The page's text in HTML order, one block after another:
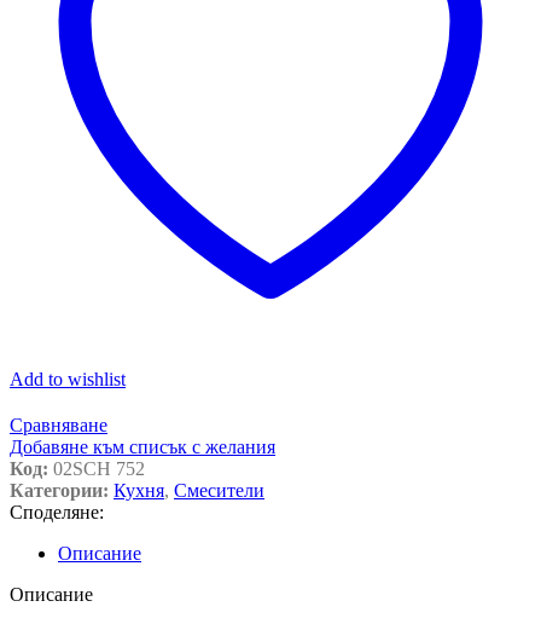
Add to wishlist
Сравняване
Добавяне към списък с желания
Код: 02SCH 752
Категории: Кухня, Смесители
Споделяне:
Описание
Описание